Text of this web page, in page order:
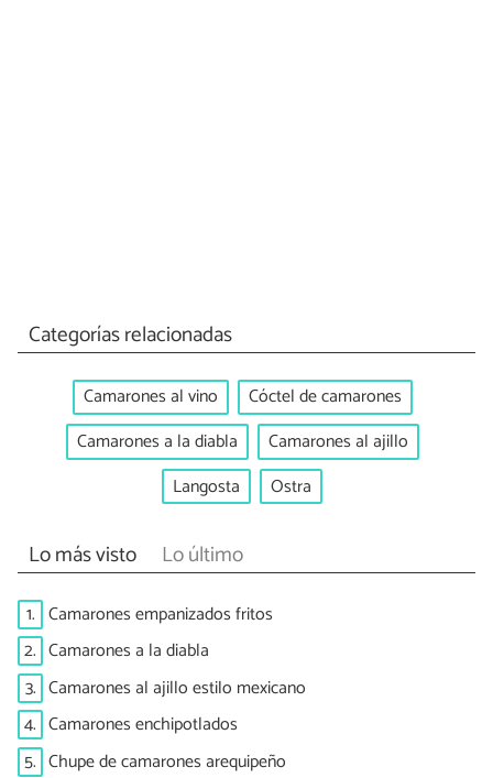
Categorías relacionadas
Camarones al vino
Cóctel de camarones
Camarones a la diabla
Camarones al ajillo
Langosta
Ostra
Lo más visto Lo último
1. Camarones empanizados fritos
2. Camarones a la diabla
3. Camarones al ajillo estilo mexicano
4. Camarones enchipotlados
5. Chupe de camarones arequipeño